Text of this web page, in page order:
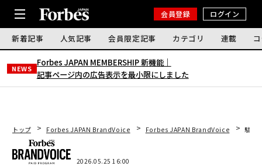
会員登録 ログイン
新着記事 人気記事 会員限定記事 カテゴリ 連載
NEWS
Forbes JAPAN MEMBERSHIP 新機能｜
記事ページ内の広告表示を最小限にしました
トップ Forbes JAPAN BrandVoice Forbes JAPAN BrandVoice 駐車
2026.05.25 16:00